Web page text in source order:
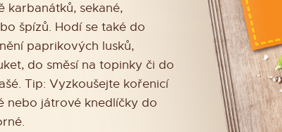
karbanátků, sekané,
špízů. Hodí se také do
paprikových lusků,
do směsí na topinky či do
Tip: Vyzkoušejte kořenicí
nebo játrové knedlíčky do